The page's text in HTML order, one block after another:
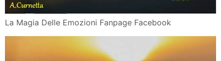
La Magia Delle Emozioni Fanpage Facebook